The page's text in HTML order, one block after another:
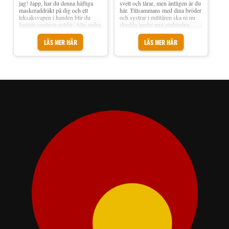
LÄS MER HÄR
jag! Japp, har du denna häftiga
maskeraddräkt på dig och ett
leksaksvapen i handen blir du
festens coolaste soldat. Alla andra
en lekande soldat ska man inte
skoja bort! Soldat Barn
Maskeraddräkt inkluderar ett par
maskeradkostymen kommer
ingår ej Finns i storlek: Small,
Medium, Large och X-Large
LÄS MER HÄR
svett och tårar, men äntligen är du
här. Tillsammans med dina bröder
och systrar i militären ska ni nu
skydda landet mot oinbjudna
dyka upp med en läcker dräkt till
halloweenkalaset! Soldat
Kamouflage Barn Maskeraddräkt
som pricken över i. Komplettera
Medium, Large, X-Large och XX-
Large Inkl. Jacka, byxor och hatt
Leksaksvapen och skor ingår ej